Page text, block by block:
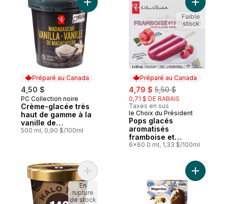
Préparé au Canada
4,50 $
Préparé au Canada
PC Collection noire
Crème-glacée très
haut de gamme à la
vanille de
Madagascar
500 ml, 0,90 $/100ml
Ajouter Crème-glacée très haut de
Préparé au Canada
sale:
4,79 $ , formerly:
5,50 $
0,71 $ DE RABAIS
Taxes en sus
Préparé au Canada
le Choix du Président
Pops glacés
aromatisés
framboise et
hibiscus
6x60.0 ml, 1,33 $/100ml
Ajouter
Faible
stock
Ajouter Dessert glacé carré au chocolat
En
rupture
de stock
Ajouter